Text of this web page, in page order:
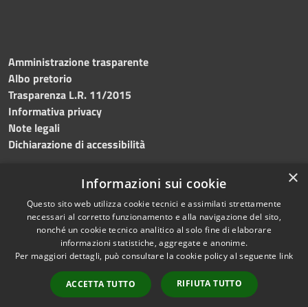
Amministrazione trasparente
Albo pretorio
Trasparenza L.R. 11/2015
Informativa privacy
Note legali
Dichiarazione di accessibilità
RSS
Accessibilità
Cookie
Mappa del sito
Contatti
Copyright © 2026 • Comune di
Custonaci • Powered by
Municipium•Accesso
redazione
×
Informazioni sui cookie
Questo sito web utilizza cookie tecnici e assimilati strettamente
necessari al corretto funzionamento e alla navigazione del sito,
nonché un cookie tecnico analitico al solo fine di elaborare
informazioni statistiche, aggregate e anonime.
Per maggiori dettagli, può consultare la cookie policy al seguente link
ACCETTA TUTTO RIFIUTA TUTTO